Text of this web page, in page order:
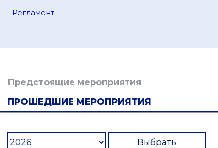
Регламент
Предстоящие мероприятия
ПРОШЕДШИЕ МЕРОПРИЯТИЯ
Выбрать